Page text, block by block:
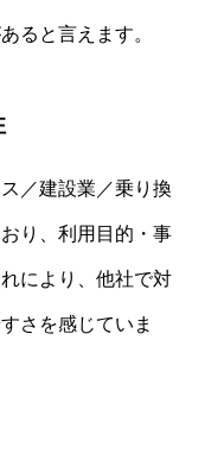
ると言えます。
／建設業／乗り換
り、利用目的・事
により、他社で対
さを感じていま